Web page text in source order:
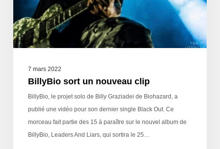
7 mars 2022
BillyBio sort un nouveau clip
BillyBio, le projet solo de Billy Graziadei de Biohazard, a
publié une vidéo pour son dernier single Black Out. Ce
morceau fait partie des 15 à paraître sur le nouvel album de
BillyBio, Leaders And Liars, qui sortira le 25…